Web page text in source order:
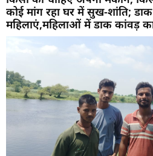
कोई मांग रहा घर में सुख-शांति;
महिलाएं,महिलाओं में डाक कांवड़